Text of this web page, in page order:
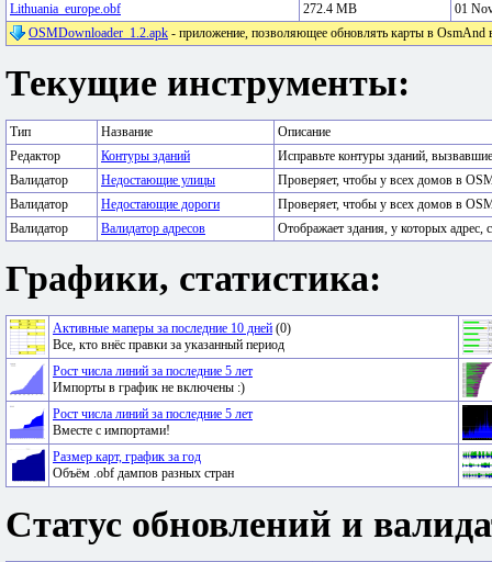
Lithuania_europe.obf
272.4 MB
01
OSMDownloader_1.2.apk - приложение, позволяющее обновлять карты в OsmAnd
Текущие инструменты:
Тип Название
Описание
Редактор
Контуры зданий
Исправьте контуры зданий,
Валидатор
Недостающие улицы
Проверяет, чтобы у всех домов в
Валидатор
Недостающие дороги
Проверяет, чтобы у всех домов в
Валидатор
Валидатор адресов Отображает здания, у которых адрес,
Графики, статистика:
Активные маперы за последние 10 дней (0)
Все, кто внёс правки за указанный период
Рост числа линий за последние 5 лет
Импорты в график не включены :)
Рост числа линий за последние 5 лет
Вместе с импортами!
Размер карт, график за год
Объём .obf дампов разных стран
Статус обновлений и